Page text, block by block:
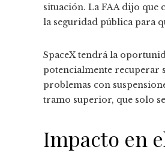
situación. La FAA dijo que
la seguridad pública para
SpaceX tendrá la
potencialmente recuperar
problemas con
tramo superior, que solo
Impacto en